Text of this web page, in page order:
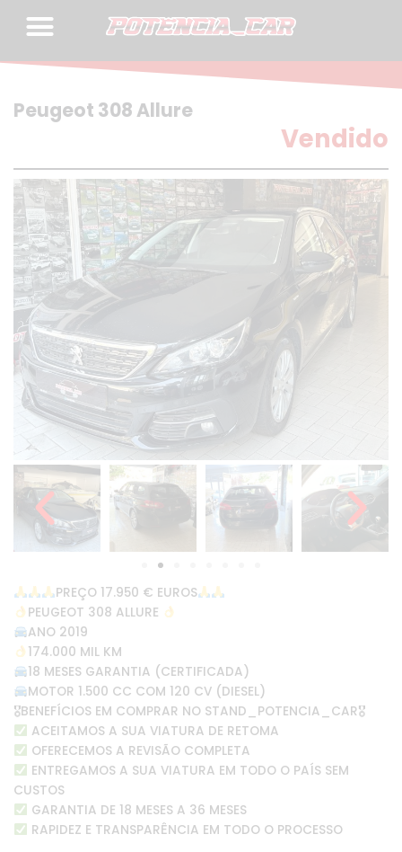
Peugeot 308 Allure
Vendido
PREÇO 17.950 € EUROS
PEUGEOT 308 ALLURE
ANO 2019
174.000 MIL KM
18 MESES GARANTIA (CERTIFICADA)
MOTOR 1.500 CC COM 120 CV (DIESEL)
🎖BENEFÍCIOS EM COMPRAR NO STAND_POTENCIA_CAR🎖
ACEITAMOS A SUA VIATURA DE RETOMA
OFERECEMOS A REVISÃO COMPLETA
ENTREGAMOS A SUA VIATURA EM TODO O PAÍS SEM
CUSTOS
GARANTIA DE 18 MESES A 36 MESES
RAPIDEZ E TRANSPARÊNCIA EM TODO O PROCESSO